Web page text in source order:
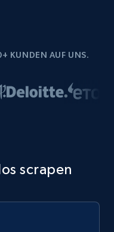
KUNDEN AUF UNS.
scrapen